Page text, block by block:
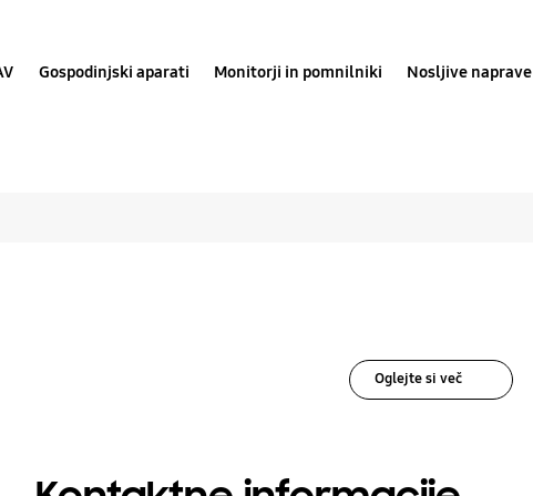
Gospodinjski aparati Monitorji in pomnilniki Nosljive naprave
Oglejte si več